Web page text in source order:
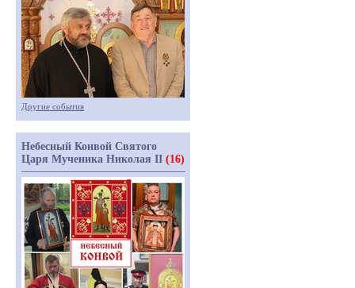
Другие события
Небесный Конвой Святого
Царя Мученика Николая II (16)